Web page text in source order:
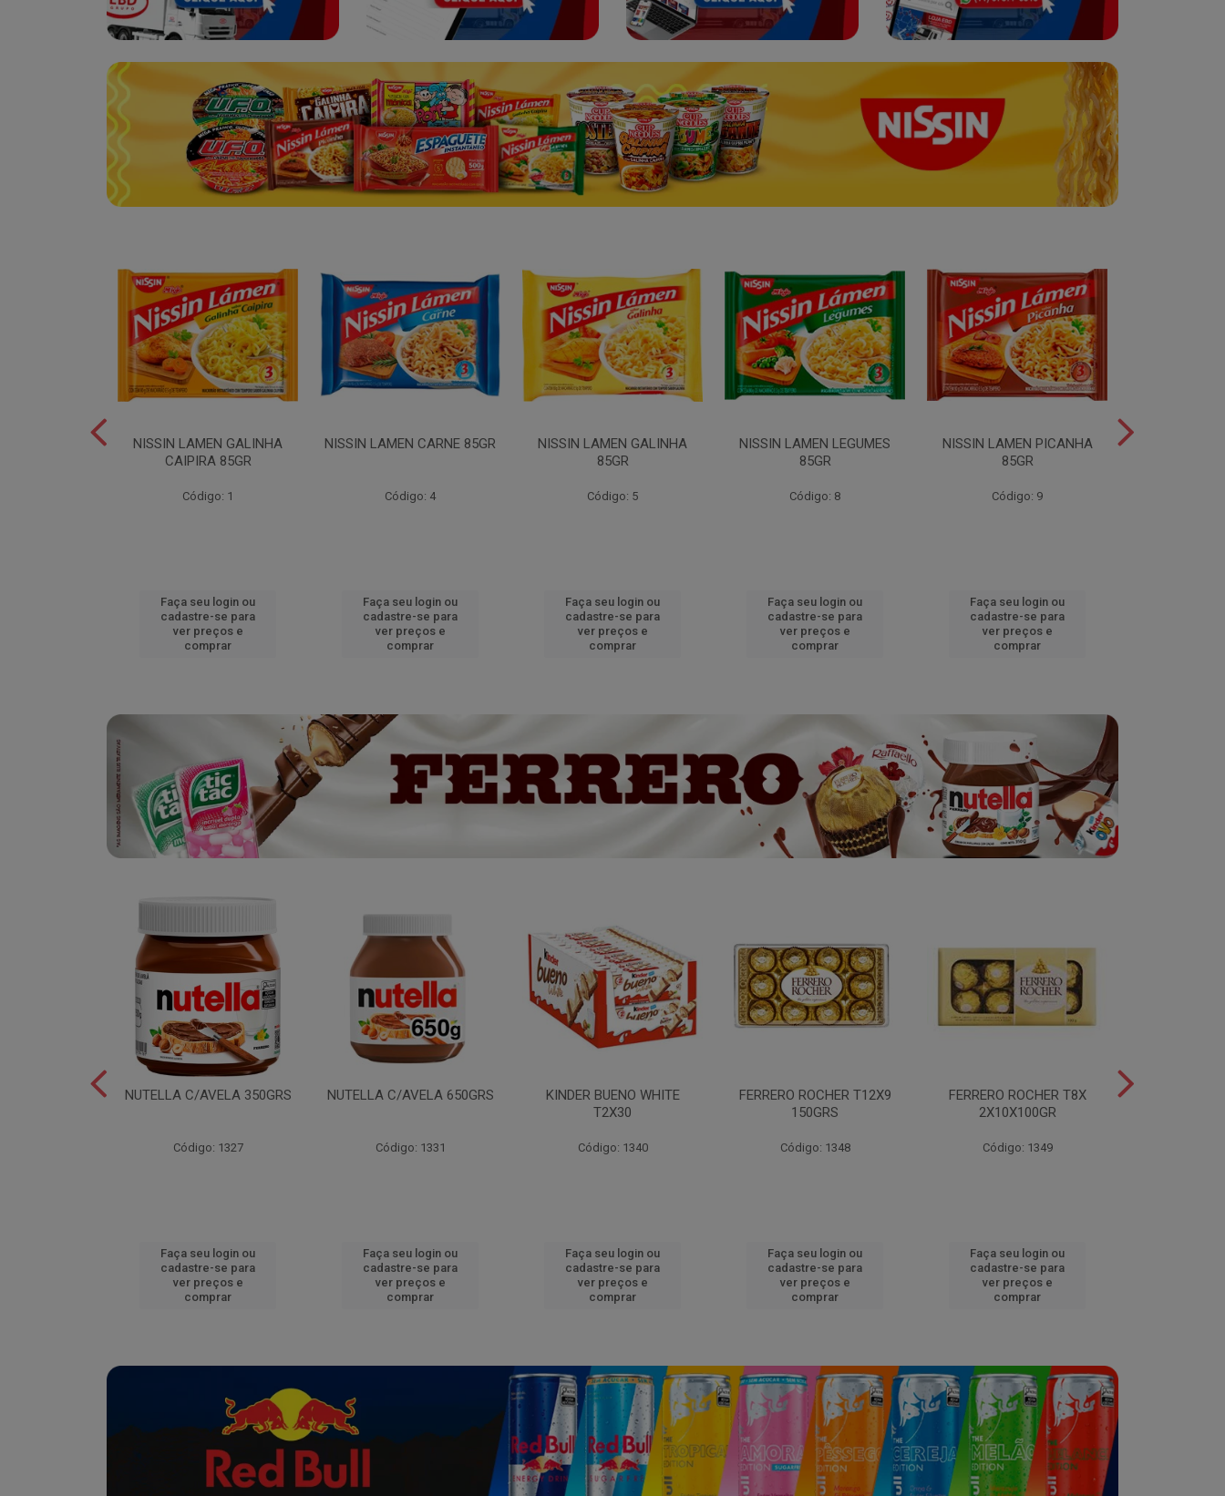
NISSIN LAMEN GALINHA
CAIPIRA 85GR
Código: 1
Faça seu login ou
cadastre-se para
ver preços e
comprar
NISSIN LAMEN CARNE 85GR
Código: 4
Faça seu login ou
cadastre-se para
ver preços e
comprar
NISSIN LAMEN GALINHA
85GR
Código: 5
Faça seu login ou
cadastre-se para
ver preços e
comprar
NISSIN LAMEN LEGUMES
85GR
Código: 8
Faça seu login ou
cadastre-se para
ver preços e
comprar
NISSIN LAMEN PICANHA
85GR
Código: 9
Faça seu login ou
cadastre-se para
ver preços e
comprar
NUTELLA C/AVELA 350GRS
Código: 1327
Faça seu login ou
cadastre-se para
ver preços e
comprar
NUTELLA C/AVELA 650GRS
Código: 1331
Faça seu login ou
cadastre-se para
ver preços e
comprar
KINDER BUENO WHITE
T2X30
Código: 1340
Faça seu login ou
cadastre-se para
ver preços e
comprar
FERRERO ROCHER T12X9
150GRS
Código: 1348
Faça seu login ou
cadastre-se para
ver preços e
comprar
FERRERO ROCHER T8X
2X10X100GR
Código: 1349
Faça seu login ou
cadastre-se para
ver preços e
comprar